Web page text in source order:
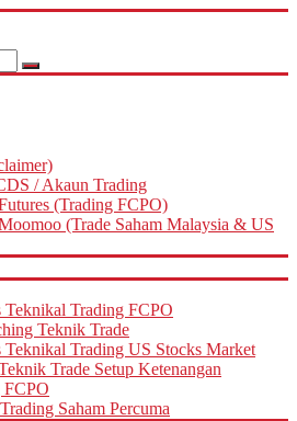
/ Akaun Trading
(Trading FCPO)
(Trade Saham Malaysia & US
Teknikal Trading FCPO
Teknik Trade
Teknikal Trading US Stocks Market
Trade Setup Ketenangan
FCPO
Saham Percuma